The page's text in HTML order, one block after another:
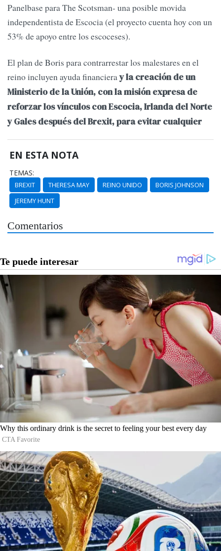
Panelbase para The Scotsman- una posible movida
independentista de Escocia (el proyecto cuenta hoy con un
53% de apoyo entre los escoceses).
El plan de Boris para contrarrestar los malestares en el
reino incluyen ayuda financieray la creación de un
Ministerio de la Unión, con la misión expresa de
reforzar los vínculos con Escocia, Irlanda del Norte
y Gales después del Brexit, para evitar cualquier
EN ESTA NOTA
TEMAS:
BREXIT THERESA MAY REINO UNIDO
BORIS JOHNSON
JEREMY HUNT
Comentarios